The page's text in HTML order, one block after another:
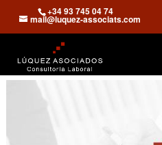
+34 93 745 04 74
mail@luquez-associats.com